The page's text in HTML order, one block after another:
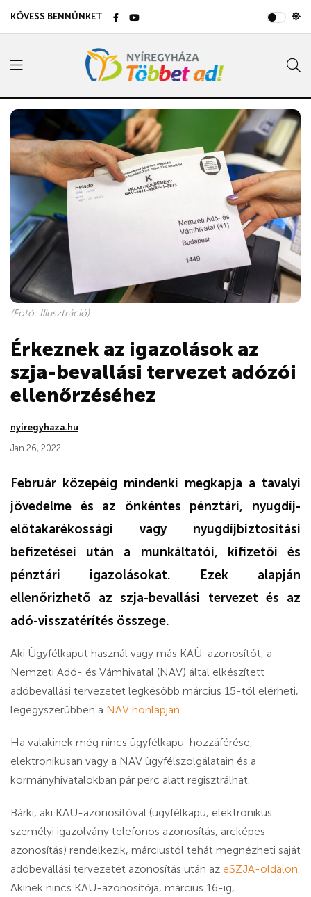
KÖVESS BENNÜNKET
(Fotó: Illusztráció)
Érkeznek az igazolások az
szja-bevallási tervezet adózói
ellenőrzéséhez
nyiregyhaza.hu
Jan 26, 2022
Február közepéig mindenki megkapja a tavalyi
jövedelme és az önkéntes pénztári, nyugdíj-
előtakarékossági vagy nyugdíjbiztosítási
befizetései után a munkáltatói, kifizetői és
pénztári igazolásokat. Ezek alapján
ellenőrizhető az szja-bevallási tervezet és az
adó-visszatérítés összege.
Aki Ügyfélkaput használ vagy más KAÜ-azonosítót, a
Nemzeti Adó- és Vámhivatal (NAV) által elkészített
adóbevallási tervezetet legkésőbb március 15-től elérheti,
legegyszerűbben a NAV honlapján
Ha valakinek még nincs ügyfélkapu-hozzáférése,
elektronikusan vagy a NAV ügyfélszolgálatain és a
kormányhivatalokban pár perc alatt regisztrálhat.
Bárki, aki KAÜ-azonosítóval (ügyfélkapu, elektronikus
személyi igazolvány telefonos azonosítás, arcképes
azonosítás) rendelkezik, márciustól tehát megnézheti saját
adóbevallási tervezetét azonosítás után az eSZJA-oldalon
Akinek nincs KAÜ-azonosítója, március 16-ig,